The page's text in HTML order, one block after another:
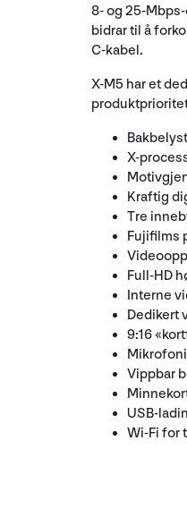
8- og 25-
bidrar til å
C-kabel.
X-M5 har et
X-
Kraftig
Tre
Fujifilms
Full-HD
Interne
Dedikert
9:16
Vippbar
USB-
Wi-Fi for